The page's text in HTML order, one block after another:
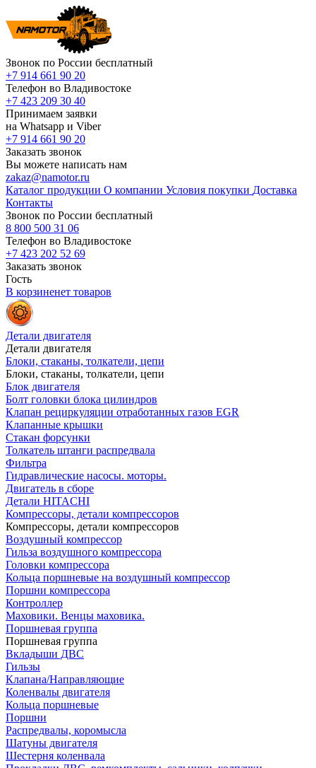
Звонок по России бесплатный
+7 914 661 90 20
Телефон во Владивостоке
+7 423 209 30 40
Принимаем заявки
на Whatsapp и Viber
+7 914 661 90 20
Заказать звонок
Вы можете написать нам
zakaz@namotor.ru
Каталог продукции О компании Условия покупки Доставка
Контакты
Звонок по России бесплатный
8 800 500 31 06
Телефон во Владивостоке
+7 423 202 52 69
Заказать звонок
Гость
В корзиненет товаров
Детали двигателя
Детали двигателя
Блоки, стаканы, толкатели, цепи
Блоки, стаканы, толкатели, цепи
Блок двигателя
Болт головки блока цилиндров
Клапан рециркуляции отработанных газов EGR
Клапанные крышки
Стакан форсунки
Толкатель штанги распредвала
Фильтра
Гидравлические насосы. моторы.
Двигатель в сборе
Детали HITACHI
Компрессоры, детали компрессоров
Компрессоры, детали компрессоров
Воздушный компрессор
Гильза воздушного компрессора
Головки компрессора
Кольца поршневые на воздушный компрессор
Поршни компрессора
Контроллер
Маховики. Венцы маховика.
Поршневая группа
Поршневая группа
Вкладыши ДВС
Гильзы
Клапана/Направляющие
Коленвалы двигателя
Кольца поршневые
Поршни
Распредвалы, коромысла
Шатуны двигателя
Шестерня коленвала